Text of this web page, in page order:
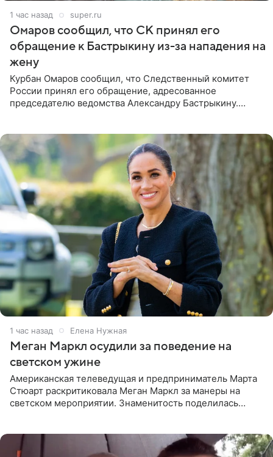
1 час назад super.ru
Омаров сообщил, что СК принял его
обращение к Бастрыкину из-за нападения на
жену
Курбан Омаров сообщил, что Следственный комитет
России принял его обращение, адресованное
председателю ведомства Александру Бастрыкину.
1 час назад Елена Нужная
Меган Маркл осудили за поведение на
светском ужине
Американская телеведущая и предприниматель Марта
Стюарт раскритиковала Меган Маркл за манеры на
светском мероприятии. Знаменитость поделилась